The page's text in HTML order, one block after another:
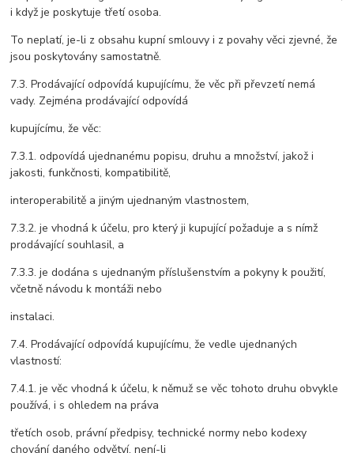
i když je poskytuje třetí osoba.
To neplatí, je-li z obsahu kupní smlouvy i z povahy věci zjevné, že
jsou poskytovány samostatně.
7.3. Prodávající odpovídá kupujícímu, že věc při převzetí nemá
vady. Zejména prodávající odpovídá
kupujícímu, že věc:
7.3.1. odpovídá ujednanému popisu, druhu a množství, jakož i
jakosti, funkčnosti, kompatibilitě,
interoperabilitě a jiným ujednaným vlastnostem,
7.3.2. je vhodná k účelu, pro který ji kupující požaduje a s nímž
prodávající souhlasil, a
7.3.3. je dodána s ujednaným příslušenstvím a pokyny k použití,
včetně návodu k montáži nebo
instalaci.
7.4. Prodávající odpovídá kupujícímu, že vedle ujednaných
vlastností:
7.4.1. je věc vhodná k účelu, k němuž se věc tohoto druhu obvykle
používá, i s ohledem na práva
třetích osob, právní předpisy, technické normy nebo kodexy
chování daného odvětví, není-li